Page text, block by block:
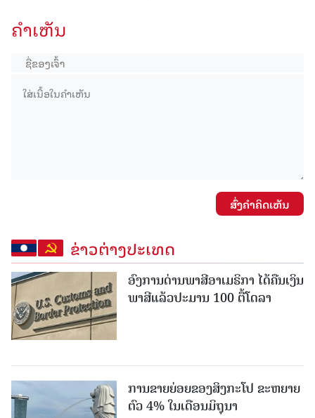
ຄໍາເຫັນ
ສົ່ງຄໍາຄິດເຫັນ
ຂ່າວຕ່າງປະເທດ
ອົງການດ່ານພາສີອາເມຣິກາ ໄດ້ຄືນເງິນ
ພາສີແລ້ວປະມານ 100 ຕື້ໂດລາ
ການຂາຍຍ່ອຍຂອງສິງກະໂປ ຂະຫຍາຍ
ຕົວ 4% ໃນເດືອນມິຖຸນາ